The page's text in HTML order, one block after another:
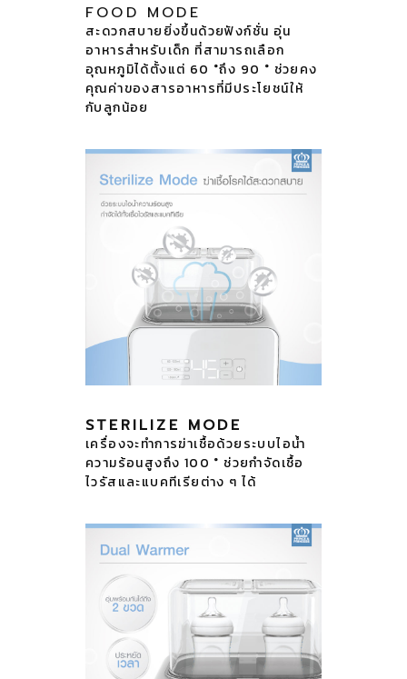
FOOD MODE
สะดวกสบายยิ่งขึ้นด้วยฟังก์ชั่น อุ่น
อาหารสำหรับเด็ก ที่สามารถเลือก
อุณหภูมิได้ตั้งแต่ 60 °ถึง 90 ° ช่วยคง
คุณค่าของสารอาหารที่มีประโยชน์ให้
กับลูกน้อย
STERILIZE MODE
เครื่องจะทำการฆ่าเชื้อด้วยระบบไอน้ำ
ความร้อนสูงถึง 100 ° ช่วยกำจัดเชื้อ
ไวรัสและแบคทีเรียต่าง ๆ ได้